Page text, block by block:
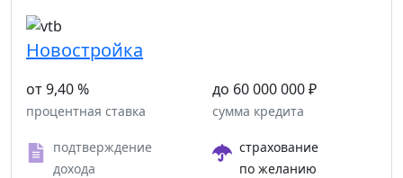
Новостройка
от 9,40 %
процентная ставка
до 60 000 000 ₽
сумма кредита
подтверждение
дохода
страхование
по желанию